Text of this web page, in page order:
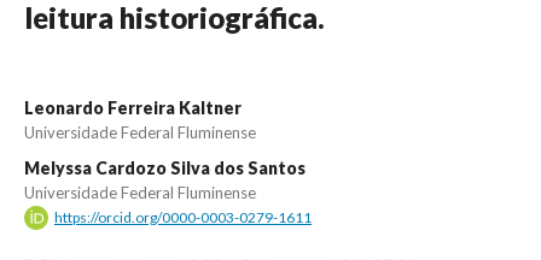
leitura historiográfica.
Leonardo Ferreira Kaltner
Universidade Federal Fluminense
Melyssa Cardozo Silva dos Santos
Universidade Federal Fluminense
https://orcid.org/0000-0003-0279-1611